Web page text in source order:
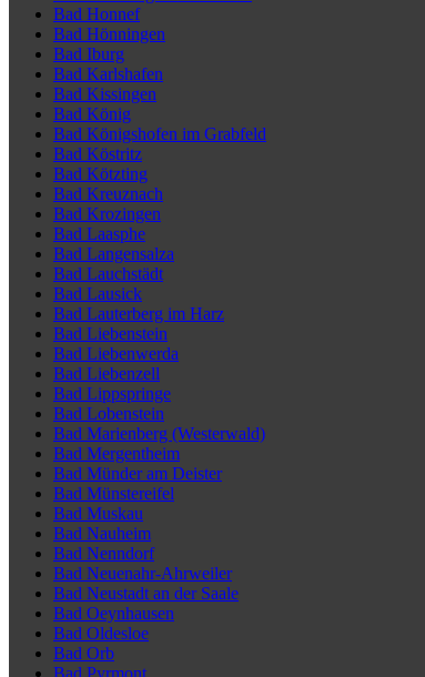
Bad Honnef
Bad Hönningen
Bad Iburg
Bad Karlshafen
Bad Kissingen
Bad König
Bad Königshofen im Grabfeld
Bad Köstritz
Bad Kötzting
Bad Kreuznach
Bad Krozingen
Bad Laasphe
Bad Langensalza
Bad Lauchstädt
Bad Lausick
Bad Lauterberg im Harz
Bad Liebenstein
Bad Liebenwerda
Bad Liebenzell
Bad Lippspringe
Bad Lobenstein
Bad Marienberg (Westerwald)
Bad Mergentheim
Bad Münder am Deister
Bad Münstereifel
Bad Muskau
Bad Nauheim
Bad Nenndorf
Bad Neuenahr-Ahrweiler
Bad Neustadt an der Saale
Bad Oeynhausen
Bad Oldesloe
Bad Orb